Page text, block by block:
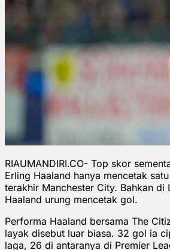
RIAUMANDIRI.CO- Top skor
Erling Haaland hanya mencetak
terakhir Manchester City. Bahkan di
Haaland urung mencetak gol.
Performa Haaland bersama The
layak disebut luar biasa. 32 gol ia
laga, 26 di antaranya di Premier